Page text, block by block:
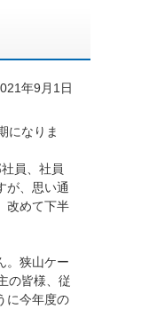
年9月1日
になりま
員、社員
が、思い通
改めて下半
。狭山ケー
の皆様、従
に今年度の